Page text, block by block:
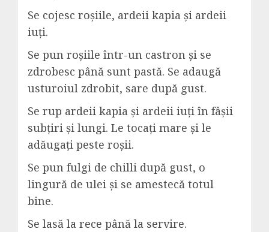
Se cojesc roșiile, ardeii kapia și ardeii
iuți.
Se pun roșiile într-un castron și se
zdrobesc până sunt pastă. Se adaugă
usturoiul zdrobit, sare după gust.
Se rup ardeii kapia și ardeii iuți în fâșii
subțiri și lungi. Le tocați mare și le
adăugați peste roșii.
Se pun fulgi de chilli după gust, o
lingură de ulei și se amestecă totul
bine.
Se lasă la rece până la servire.